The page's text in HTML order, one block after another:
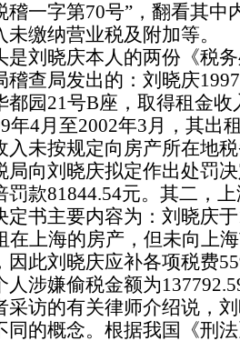
稽一字第70号”，翻看其中
未缴纳营业税及附加等。
晓庆本人的两份《税务
稽查局发出的：刘晓庆
都园21号B座，取得租金
年4月至2002年3月，其出
入未按规定向房产所在地
局向刘晓庆拟定作出处罚
罚款81844.54元。其二，
定书主要内容为：刘晓庆
在上海的房产，但未向上
因此刘晓庆应补各项税费
人涉嫌偷税金额为
的有关律师介绍说，刘
同的概念。根据我国《刑